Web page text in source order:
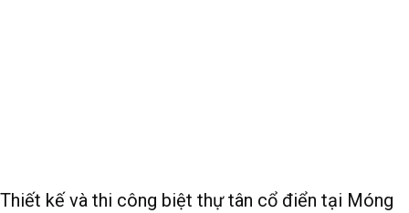
Thiết kế và thi công biệt thự tân cổ điển tại Móng